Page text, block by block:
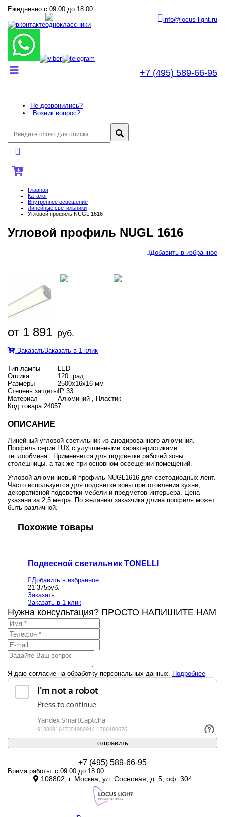
Ежедневно с 09:00 до 18:00
info@locus-light.ru
+7 (495) 589-66-95
Не дозвонились?
Возник вопрос?
Главная
Каталог
Внутреннее оcвещение
Линейные светильники
Угловой профиль NUGL 1616
Угловой профиль NUGL 1616
Добавить в избранное
от 1 891 руб.
ЗаказатьЗаказать в 1 клик
Тип лампы
LED
Оптика
120 град
Размеры
2500х16х16 мм
Степень защиты IP 33
Материал
Алюминий , Пластик
Код товара:24057
ОПИСАНИЕ
Линейный угловой светильник из анодированного алюминия.
Профиль серии LUX с улучшенными характеристиками
теплообмена. Применяется для подсветки рабочей зоны
столешницы, а так же при основном освещении помещений.
Угловой алюминиевый профиль NUGL1616 для светодиодных лент.
Часто используется для подсветки зоны приготовления кухни,
декоративной подсветки мебели и предметов интерьера. Цена
указана за 2,5 метра. По желанию заказчика длина профиля может
быть различной.
Похожие товары
Подвесной светильник TONELLI
Добавить в избранное
21 375руб.
Заказать
Заказать в 1 клик
Нужна консультация? ПРОСТО НАПИШИТЕ НАМ
Я даю согласие на обработку персональных данных. Подробнее
отправить
+7 (495) 589-66-95
Время работы: с 09:00 до 18:00
108802, г. Москва, ул. Сосновая, д. 5, оф. 304